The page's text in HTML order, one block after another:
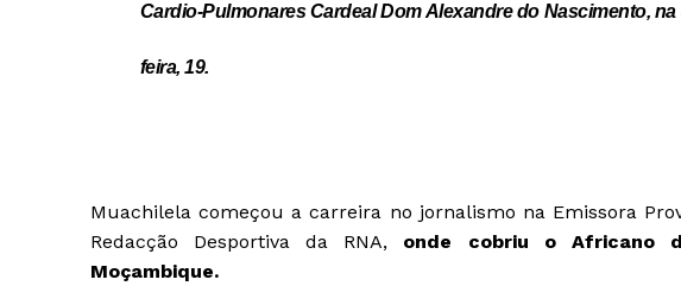
Cardio-Pulmonares Cardeal Dom Alexandre do Nascimento, na
feira, 19.
Muachilela começou a carreira no jornalismo na Emissora
Redacção Desportiva da RNA, onde cobriu o Africano
Moçambique.